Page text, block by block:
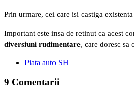
Prin urmare, cei care isi castiga
Important este insa de retinut ca acest
diversiuni rudimentare, care doresc sa
Piata auto SH
9 Comentarii